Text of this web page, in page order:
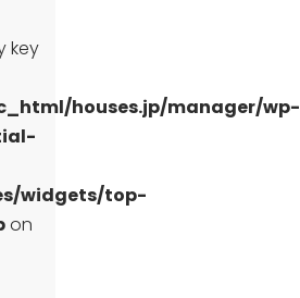
key
houses.jp/manager/wp-
widgets/top-
on